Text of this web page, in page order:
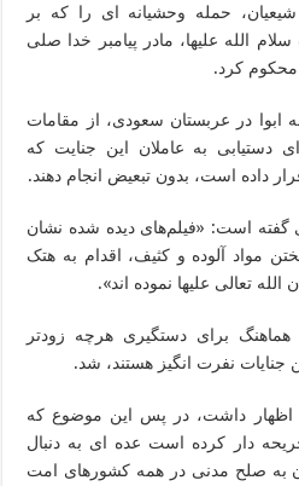
حمله وحشیانه ای را که بر
الله علیها، مادر پیامبر خدا صلی
محکوم کرد.
ابوا در عربستان سعودی، از مقامات
دستیابی به عاملان این جنایت که
داده است، بدون تبعیض انجام دهند.
گفته است: «فیلم‌های دیده شده نشان
مواد آلوده و کثیف، اقدام به هتک
تعالی علیها نموده اند».
هماهنگ برای دستگیری هرچه زودتر
نفرت انگیز هستند، شد.
اظهار داشت، در پس این موضوع که
دار کرده است عده ای به دنبال
به صلح مدنی در همه کشورهای امت